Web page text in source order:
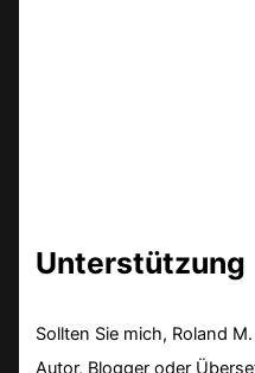
Unterstützung
Sollten Sie mich, Roland
Autor, Blogger oder